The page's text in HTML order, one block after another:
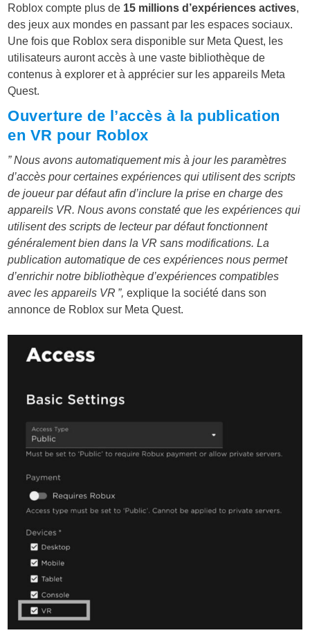
Roblox compte plus de 15 millions d’expériences actives,
des jeux aux mondes en passant par les espaces sociaux.
Une fois que Roblox sera disponible sur Meta Quest, les
utilisateurs auront accès à une vaste bibliothèque de
contenus à explorer et à apprécier sur les appareils Meta
Quest.
Ouverture de l’accès à la publication
en VR pour Roblox
” Nous avons automatiquement mis à jour les paramètres
d’accès pour certaines expériences qui utilisent des scripts
de joueur par défaut afin d’inclure la prise en charge des
appareils VR. Nous avons constaté que les expériences qui
utilisent des scripts de lecteur par défaut fonctionnent
généralement bien dans la VR sans modifications. La
publication automatique de ces expériences nous permet
d’enrichir notre bibliothèque d’expériences compatibles
avec les appareils VR ”, explique la société dans son
annonce de Roblox sur Meta Quest.